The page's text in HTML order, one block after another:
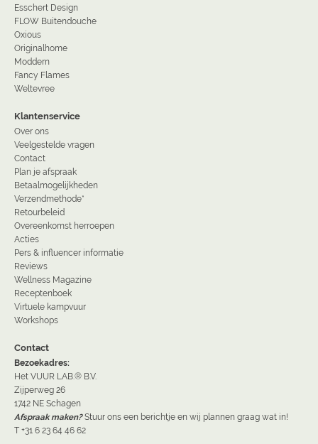
Esschert Design
FLOW Buitendouche
Oxious
Originalhome
Moddern
Fancy Flames
Weltevree
Klantenservice
Over ons
Veelgestelde vragen
Contact
Plan je afspraak
Betaalmogelijkheden
Verzendmethode*
Retourbeleid
Overeenkomst herroepen
Acties
Pers & influencer informatie
Reviews
Wellness Magazine
Receptenboek
Virtuele kampvuur
Workshops
Contact
Bezoekadres:
Het VUUR LAB.® B.V.
Zijperweg 26
1742 NE Schagen
Afspraak maken? Stuur ons een berichtje en wij plannen graag wat in!
T +31 6 23 64 46 62